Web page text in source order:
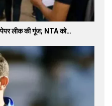
पेपर लीक की गूंज; NTA को…